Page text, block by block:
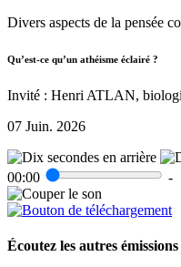
Divers aspects de la pensée
Qu’est-ce qu’un athéisme éclairé ?
Invité : Henri ATLAN,
07 Juin. 2026
00:00 -
Écoutez les autres émissions